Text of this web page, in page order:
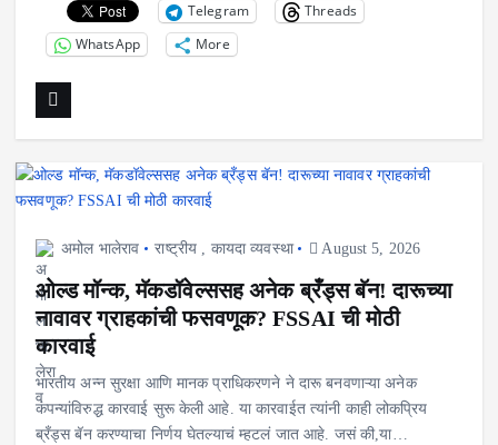
Telegram
Threads
WhatsApp
More
अमोल भालेराव राष्ट्रीय कायदा व्यवस्था August 5, 2026
ओल्ड मॉन्क, मॅकडॉवेल्ससह अनेक ब्रँड्स बॅन! दारूच्या
नावावर ग्राहकांची फसवणूक? FSSAI ची मोठी
कारवाई
भारतीय अन्न सुरक्षा आणि मानक प्राधिकरणने ने दारू बनवणाऱ्या अनेक
कंपन्यांविरुद्ध कारवाई सुरू केली आहे. या कारवाईत त्यांनी काही लोकप्रिय
ब्रँड्स बॅन करण्याचा निर्णय घेतल्याचं म्हटलं जात आहे. जसं की,या…